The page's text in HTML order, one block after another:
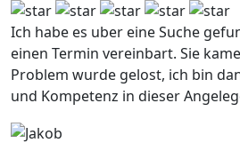
Ich habe es uber eine Suche
einen Termin vereinbart. Sie
Problem wurde gelost, ich bin
und Kompetenz in dieser